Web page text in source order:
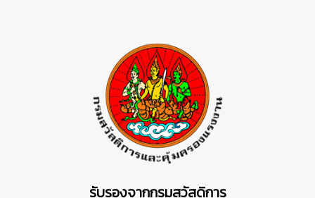
รับรองจากกรมสวัสดิการ